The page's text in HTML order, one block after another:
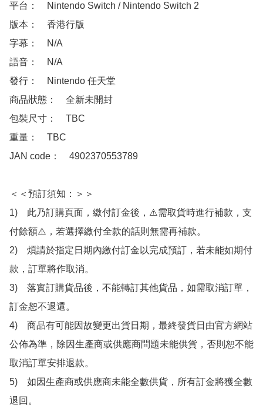
平台：　Nintendo Switch / Nintendo Switch 2
版本：　香港行版
字幕：　N/A
語音：　N/A
發行：　Nintendo 任天堂
商品狀態：　全新未開封
包裝尺寸：　TBC
重量：　TBC
JAN code：　4902370553789
＜＜預訂須知：＞＞
1)　此乃訂購頁面，繳付訂金後，⚠️需取貨時進行補款，支
付餘額⚠️，若選擇繳付全款的話則無需再補款。
2)　煩請於指定日期內繳付訂金以完成預訂，若未能如期付
款，訂單將作取消。
3)　落實訂購貨品後，不能轉訂其他貨品，如需取消訂單，
訂金恕不退還。
4)　商品有可能因故變更出貨日期，最終發貨日由官方網站
公佈為準，除因生產商或供應商問題未能供貨，否則恕不能
取消訂單安排退款。
5)　如因生產商或供應商未能全數供貨，所有訂金將獲全數
退回。